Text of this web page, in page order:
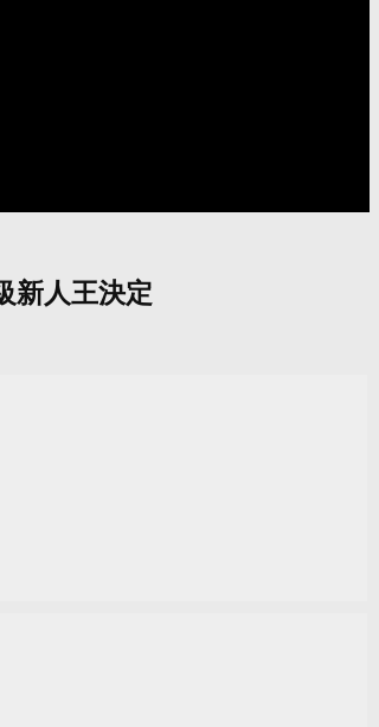
新人王決定